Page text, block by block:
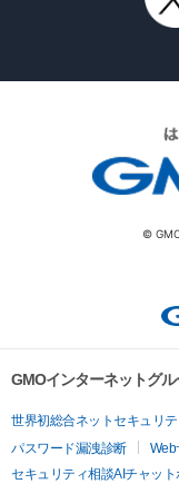
©
GMOインターネットグ
世界初総合ネットセキュリ
パスワード漏洩診断
Web
セキュリティ相談AIチャット